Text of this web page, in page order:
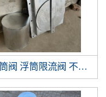
浮筒阀 浮筒限流阀 不锈钢浮筒阀 浮球阀